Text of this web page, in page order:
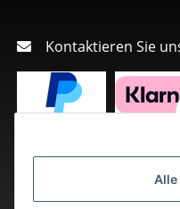
Alle
Kontaktieren Sie